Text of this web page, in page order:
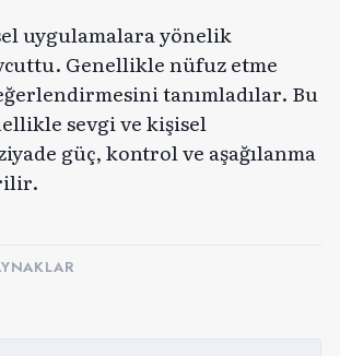
uygulamalara yönelik
Genellikle nüfuz etme
tanımladılar. Bu
sevgi ve kişisel
güç, kontrol ve aşağılanma